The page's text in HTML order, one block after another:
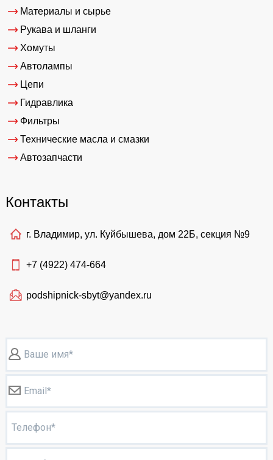
Материалы и сырье
Рукава и шланги
Хомуты
Автолампы
Цепи
Гидравлика
Фильтры
Технические масла и смазки
Автозапчасти
Контакты
г. Владимир, ул. Куйбышева, дом 22Б, секция №9
+7 (4922) 474-664
podshipnick-sbyt@yandex.ru
Ваше имя*
Email*
Телефон*